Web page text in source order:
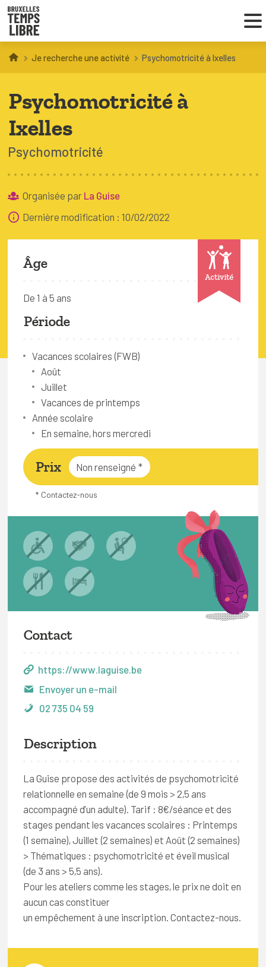
Infos parents
Droit au loisir
Coordinations ATL
À BRUXELLES
Trouver une activité
Connexion
Espace pro
Bruxelles Temps Libre
Je recherche une activité Psychomotricité à Ixelles
Psychomotricité à
Ixelles
Psychomotricité
Organisée par La Guise
Dernière modification : 10/02/2022
Activité
Âge
De 1 à 5 ans
Période
Vacances scolaires (FWB)
Août
Juillet
Vacances de printemps
Année scolaire
En semaine, hors mercredi
Prix Non renseigné *
* Contactez-nous
Contact
https://www.laguise.be
Envoyer un e-mail
02 735 04 59
Description
La Guise propose des activités de psychomotricité
relationnelle en semaine (de 9 mois > 2,5 ans
accompagné d’un adulte). Tarif : 8€/séance et des
stages pendant les vacances scolaires : Printemps
(1 semaine), Juillet (2 semaines) et Août (2 semaines)
> Thématiques : psychomotricité et éveil musical
(de 3 ans > 5,5 ans).
Pour les ateliers comme les stages, le prix ne doit en
aucun cas constituer
un empêchement à une inscription. Contactez-nous.